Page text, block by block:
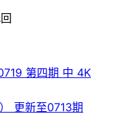
第四期 中 4K
更新至0713期